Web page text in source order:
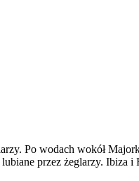
Po wodach wokół
przez żeglarzy. Ibiza